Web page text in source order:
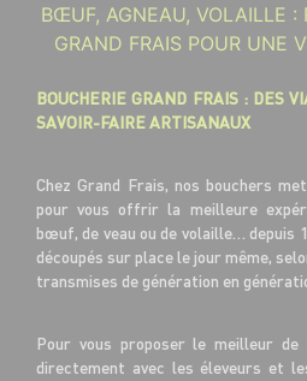
BŒUF, AGNEAU, VOLAILLE :
GRAND FRAIS POUR UNE
BOUCHERIE GRAND FRAIS : DES
SAVOIR-FAIRE ARTISANAUX
Chez Grand Frais, nos bouchers
pour vous offrir la meilleure
bœuf, de veau ou de volaille… depuis
découpés sur place le jour même,
transmises de génération en
Pour vous proposer le meilleur de
directement avec les éleveurs et